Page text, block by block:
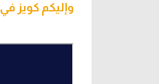
وإليكم كويز